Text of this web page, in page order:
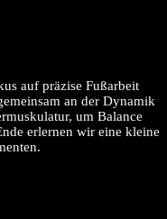
auf präzise Fußarbeit
an der Dynamik
um Balance
erlernen wir eine kleine